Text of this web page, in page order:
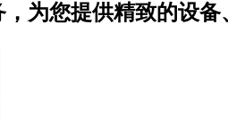
，为您提供精致的设